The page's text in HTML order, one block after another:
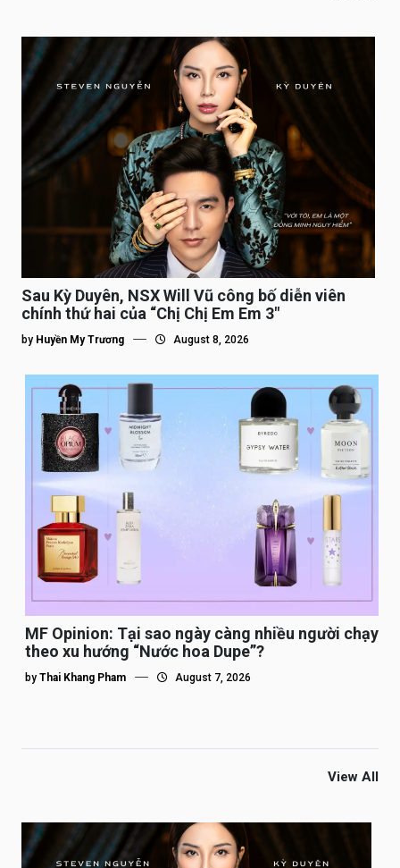
Sau Kỳ Duyên, NSX Will Vũ công bố diễn viên
chính thứ hai của “Chị Chị Em Em 3″
by Huyền My Trương August 8, 2026
MF Opinion: Tại sao ngày càng nhiều người chạy
theo xu hướng “Nước hoa Dupe”?
by Thai Khang Pham August 7, 2026
View All